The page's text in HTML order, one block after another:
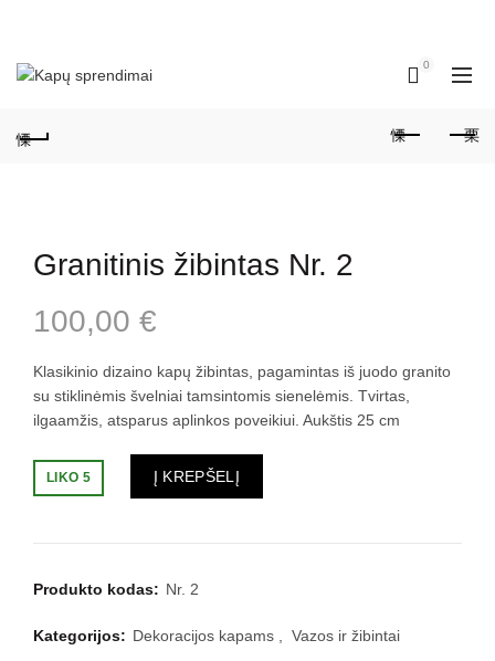
0
Granitinis žibintas Nr. 2
100,00 €
Klasikinio dizaino kapų žibintas, pagamintas iš juodo granito
su stiklinėmis švelniai tamsintomis sienelėmis. Tvirtas,
ilgaamžis, atsparus aplinkos poveikiui. Aukštis 25 cm
LIKO 5 Į KREPŠELĮ
Produkto kodas: Nr. 2
Kategorijos: Dekoracijos kapams Vazos ir žibintai